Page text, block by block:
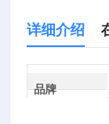
详细介绍
品牌